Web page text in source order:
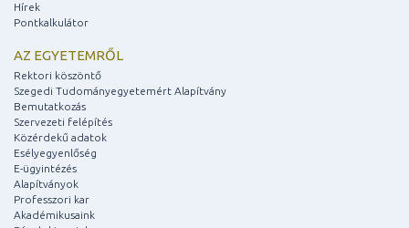
Hírek
Pontkalkulátor
AZ EGYETEMRŐL
Rektori köszöntő
Szegedi Tudományegyetemért Alapítvány
Bemutatkozás
Szervezeti felépítés
Közérdekű adatok
Esélyegyenlőség
E-ügyintézés
Alapítványok
Professzori kar
Akadémikusaink